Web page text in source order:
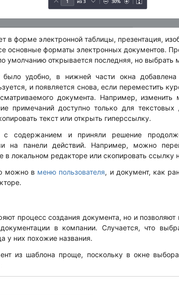
в форме электронной таблицы, презентация,
основные форматы электронных документов.
умолчанию открывается последняя, но
было удобно, в нижней части окна
и появляется снова, если переместить
документа. Например,
примечаний доступно только для
текст или открыть гиперссылку.
с содержанием и приняли решение
на панели действий. Например, можно
в локальном редакторе или скопировать ссылку
можно в меню пользователя, и документ, как
процесс создания документа, но и
в компании. Случается, что
у них похожие названия.
из шаблона проще, поскольку в окне